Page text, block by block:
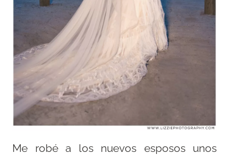
Me robé a los nuevos esposos unos